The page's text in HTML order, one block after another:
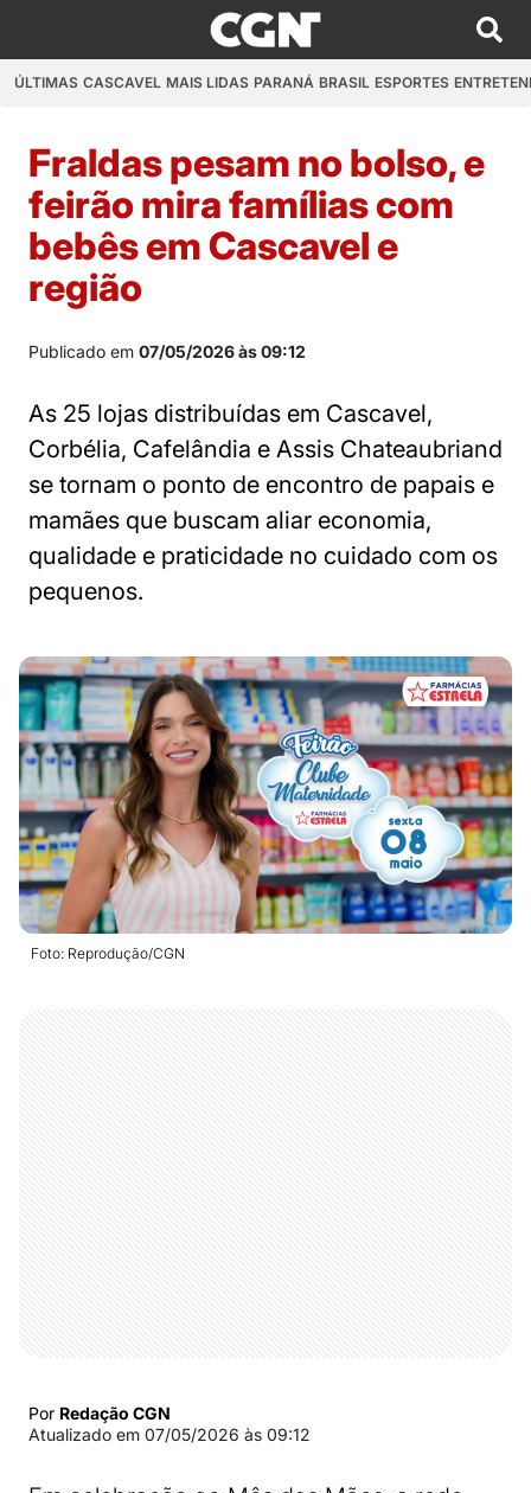
ÚLTIMAS CASCAVEL MAIS LIDAS PARANÁ BRASIL ESPORTES
Fraldas pesam no bolso, e
feirão mira famílias com
bebês em Cascavel e
região
Publicado em 07/05/2026 às 09:12
As 25 lojas distribuídas em Cascavel,
Corbélia, Cafelândia e Assis Chateaubriand
se tornam o ponto de encontro de papais e
mamães que buscam aliar economia,
qualidade e praticidade no cuidado com os
pequenos.
Foto: Reprodução/CGN
Por Redação CGN
Atualizado em 07/05/2026 às 09:12